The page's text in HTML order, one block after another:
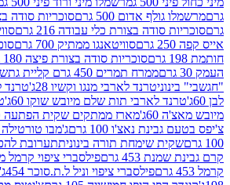
אדום 500 גרם
בצורת כלי עבודה 216 גרם
סוויטאנגו
סוויטאנגו ממתיק 700 גרם
סוכריות סודה
סוכריות סודה בצורת פיצה 180 גרם
מרשמלו
ממרח תמרים 450 גרם קליית גת
שקית
טרנד לארבי מנגו וקשיו 28ג'
טרנד לארבי תות
לארבי תות שלם מיובש שוקו 60ג'
טרנד
מארז ממתקים שקית הפתעה טסהג'מבו
נאצ'ו 100 גרם
ג'מבו טורטילה צ'יפס
שימחת תורה בינוניתתערובת להכנת צ'ורוס 500ג'
453 גרם
פילסברי ציפוי קרמל מלוח 453ג'
פילסברי ציפוי וניל ל.ת.סוכר 454ג'
ריסז רוטב